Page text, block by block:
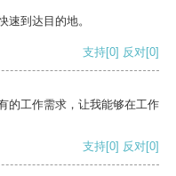
速到达目的地。
支持[0] 反对[0]
的工作需求，让我能够在工作
支持[0] 反对[0]